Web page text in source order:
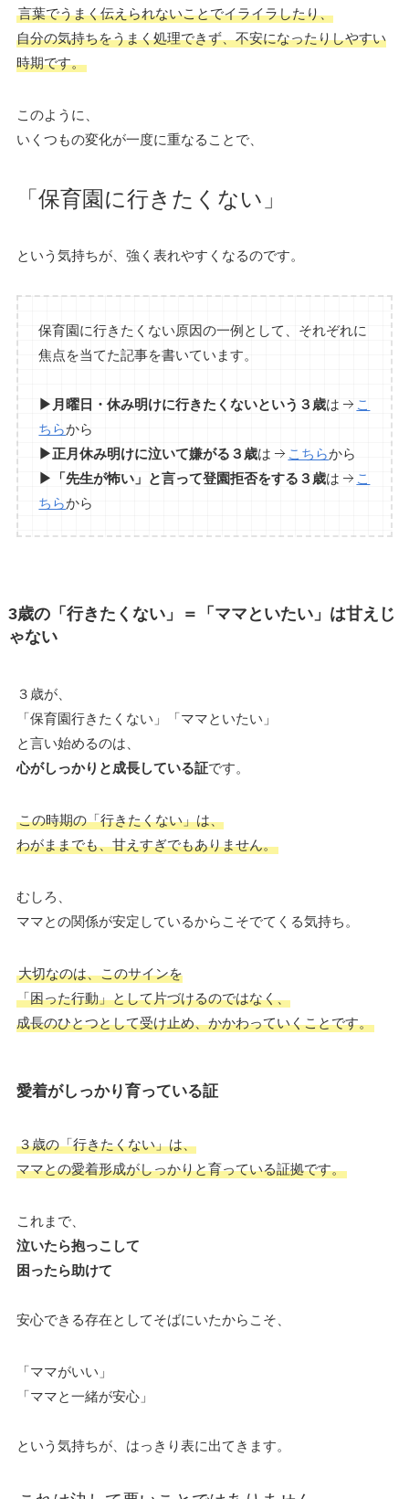
言葉でうまく伝えられないことでイライラしたり、
自分の気持ちをうまく処理できず、不安になったりしやすい
時期です。
このように、
いくつもの変化が一度に重なることで、
「保育園に行きたくない」
という気持ちが、強く表れやすくなるのです。
保育園に行きたくない原因の一例として、それぞれに
焦点を当てた記事を書いています。
▶月曜日・休み明けに行きたくないという３歳は
こ
ちらから
▶正月休み明けに泣いて嫌がる３歳は こちらから
▶「先生が怖い」と言って登園拒否をする３歳は
こ
ちらから
3歳の「行きたくない」＝「ママといたい」は甘えじ
ゃない
３歳が、
「保育園行きたくない」「ママといたい」
と言い始めるのは、
心がしっかりと成長している証です。
この時期の「行きたくない」は、
わがままでも、甘えすぎでもありません。
むしろ、
ママとの関係が安定しているからこそでてくる気持ち。
大切なのは、このサインを
「困った行動」として片づけるのではなく、
成長のひとつとして受け止め、かかわっていくことです。
愛着がしっかり育っている証
３歳の「行きたくない」は、
ママとの愛着形成がしっかりと育っている証拠です。
これまで、
泣いたら抱っこして
困ったら助けて
安心できる存在としてそばにいたからこそ、
「ママがいい」
「ママと一緒が安心」
という気持ちが、はっきり表に出てきます。